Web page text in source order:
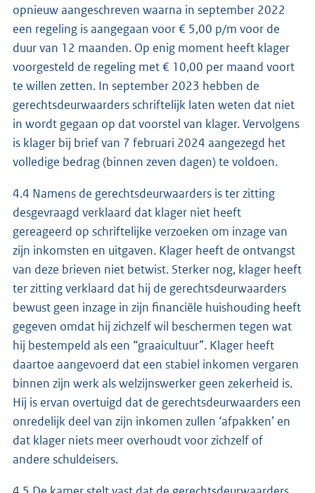
opnieuw aangeschreven waarna in september 2022
een regeling is aangegaan voor € 5,00 p/m voor de
duur van 12 maanden. Op enig moment heeft klager
voorgesteld de regeling met € 10,00 per maand voort
te willen zetten. In september 2023 hebben de
gerechtsdeurwaarders schriftelijk laten weten dat niet
in wordt gegaan op dat voorstel van klager. Vervolgens
is klager bij brief van 7 februari 2024 aangezegd het
volledige bedrag (binnen zeven dagen) te voldoen.
4.4 Namens de gerechtsdeurwaarders is ter zitting
desgevraagd verklaard dat klager niet heeft
gereageerd op schriftelijke verzoeken om inzage van
zijn inkomsten en uitgaven. Klager heeft de ontvangst
van deze brieven niet betwist. Sterker nog, klager heeft
ter zitting verklaard dat hij de gerechtsdeurwaarders
bewust geen inzage in zijn financiële huishouding heeft
gegeven omdat hij zichzelf wil beschermen tegen wat
hij bestempeld als een “graaicultuur”. Klager heeft
daartoe aangevoerd dat een stabiel inkomen vergaren
binnen zijn werk als welzijnswerker geen zekerheid is.
Hij is ervan overtuigd dat de gerechtsdeurwaarders een
onredelijk deel van zijn inkomen zullen ‘afpakken’ en
dat klager niets meer overhoudt voor zichzelf of
andere schuldeisers.